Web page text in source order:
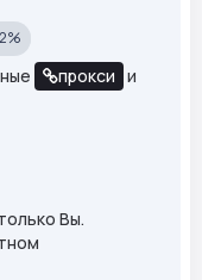
2%
прокси и
Вы.